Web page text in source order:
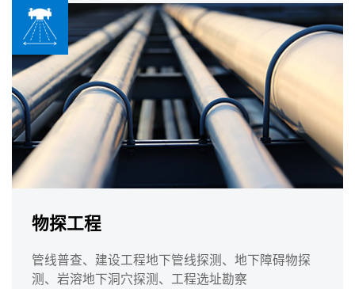
物探工程
管线普查、建设工程地下管线探测、地下障碍物探
测、岩溶地下洞穴探测、工程选址勘察